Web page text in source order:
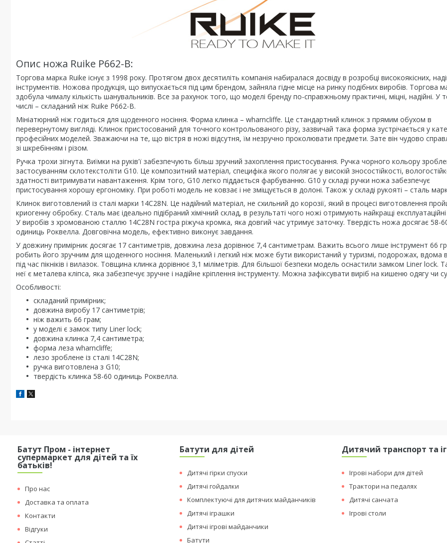
Опис ножа Ruike P662-B:
Торгова марка Ruike існує з 1998 року. Протягом двох десятиліть компанія набиралася досвіду в розробці високоякісних,
інструментів. Ножова продукція, що випускається під цим брендом, зайняла гідне місце на ринку подібних виробів. Торгова
здобула чималу кількість шанувальників. Все за рахунок того, що моделі бренду по-справжньому практичні, міцні, надійні. У
числі – складаний ніж Ruike P662-B.
Мініатюрний ніж годиться для щоденного носіння. Форма клинка – wharncliffe. Це стандартний клинок з прямим обухом в
перевернутому вигляді. Клинок пристосований для точного контрольованого різу, зазвичай така форма зустрічається у
професійних моделей. Зважаючи на те, що вістря в ножі відсутня, їм незручно проколювати предмети. Зате він чудово
зі шкребінням і різом.
Ручка трохи зігнута. Виїмки на руків'ї забезпечують більш зручний захоплення пристосування. Ручка чорного кольору
застосуванням склотекстоліти G10. Це композитний матеріал, специфіка якого полягає у високій зносостійкості,
здатності витримувати навантаження. Крім того, G10 легко піддається фарбуванню. G10 у складі ручки ножа забезпечує
пристосування хорошу ергономіку. При роботі модель не ковзає і не зміщується в долоні. Також у складі рукояті – сталь
Клинок виготовлений із сталі марки 14C28N. Це надійний матеріал, не схильний до корозії, який в процесі виготовлення
криогенну обробку. Сталь має ідеально підібраний хімічний склад, в результаті чого ножі отримують найкращі експлуатаційні
У виробів з хромованою сталлю 14C28N гостра ріжуча кромка, яка довгий час утримує заточку. Твердість ножа досягає 58-
одиниць Роквелла. Довговічна модель, ефективно виконує завдання.
У довжину примірник досягає 17 сантиметрів, довжина леза дорівнює 7,4 сантиметрам. Важить всього лише інструмент 66
робить його зручним для щоденного носіння. Маленький і легкий ніж може бути використаний у туризмі, подорожах, вдома
під час пікніків і вилазок. Товщина клинка дорівнює 3,1 міліметрів. Для більшої безпеки модель оснастили замком Liner lock.
неї є металева кліпса, яка забезпечує зручне і надійне кріплення інструменту. Можна зафіксувати виріб на кишеню одягу чи
Особливості:
складаний примірник;
довжина виробу 17 сантиметрів;
ніж важить 66 грам;
у моделі є замок типу Liner lock;
довжина клинка 7,4 сантиметра;
форма леза wharncliffe;
лезо зроблене із сталі 14C28N;
ручка виготовлена з G10;
твердість клинка 58-60 одиниць Роквелла.
Батут Пром - інтернет
супермаркет для дітей та їх
батьків!
Про нас
Доставка та оплата
Контакти
Відгуки
Батути для дітей
Дитячі гірки спуски
Дитячі гойдалки
Комплектуючі для дитячих майданчиків
Дитячі іграшки
Дитячі ігрові майданчики
Батути
Дитячий транспорт та
Ігрові набори для дітей
Трактори на педалях
Дитячі санчата
Ігрові столи